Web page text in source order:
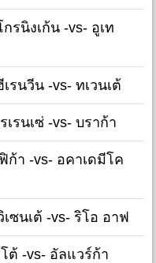
รนิงเก้น -vs- อูเท
รนวีน -vs- ทเวนเต้
รนเซ่ -vs- บราก้า
ก้า -vs- อคาเดมีโค
ซนเต้ -vs- ริโอ อาฟ
ต้ -vs- อัลแวร์ก้า